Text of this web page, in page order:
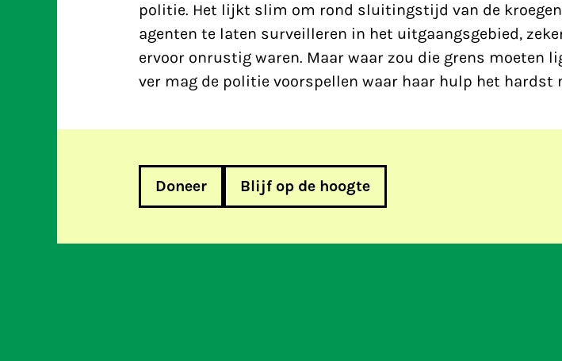
politie. Het lijkt slim om rond sluitingstijd van de
agenten te laten surveilleren in het uitgaangsgebied,
ervoor onrustig waren. Maar waar zou die grens moeten
ver mag de politie voorspellen waar haar hulp het hardst
Doneer Blijf op de hoogte